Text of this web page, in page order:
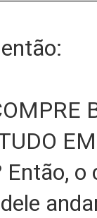
Então,